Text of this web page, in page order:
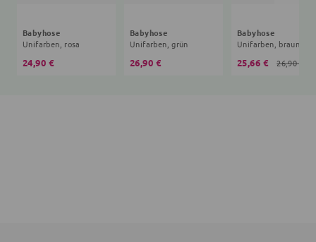
Babyhose
Unifarben, rosa
24,90 €
Babyhose
Unifarben, grün
26,90 €
Babyhose
Unifarben, braun
25,66 € 26,90 €